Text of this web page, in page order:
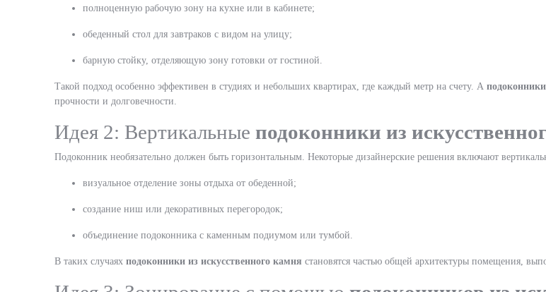
полноценную рабочую зону на кухне или в кабинете;
обеденный стол для завтраков с видом на улицу;
барную стойку, отделяющую зону готовки от гостиной.
Такой подход особенно эффективен в студиях и небольших квартирах, где каждый метр на счету. А
прочности и долговечности.
Идея 2: Вертикальные подоконники из
Подоконник необязательно должен быть горизонтальным. Некоторые дизайнерские решения включают
визуальное отделение зоны отдыха от обеденной;
создание ниш или декоративных перегородок;
объединение подоконника с каменным подиумом или тумбой.
В таких случаях подоконники из искусственного камня становятся частью общей архитектуры помещения,